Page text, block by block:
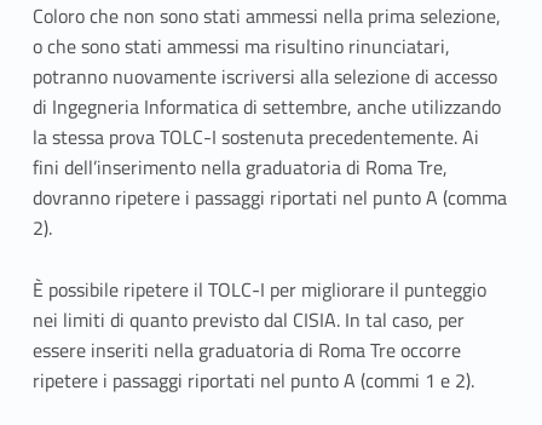
Coloro che non sono stati ammessi nella prima selezione,
o che sono stati ammessi ma risultino rinunciatari,
potranno nuovamente iscriversi alla selezione di accesso
di Ingegneria Informatica di settembre, anche utilizzando
la stessa prova TOLC-I sostenuta precedentemente. Ai
fini dell’inserimento nella graduatoria di Roma Tre,
dovranno ripetere i passaggi riportati nel punto A (comma
2).
È possibile ripetere il TOLC-I per migliorare il punteggio
nei limiti di quanto previsto dal CISIA. In tal caso, per
essere inseriti nella graduatoria di Roma Tre occorre
ripetere i passaggi riportati nel punto A (commi 1 e 2).